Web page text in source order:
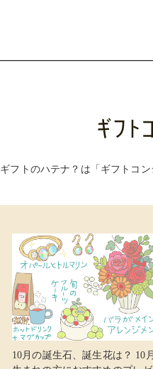
ギフトのハテナ？は「ギフトコ
10月の誕生石、誕生花は？ 10月